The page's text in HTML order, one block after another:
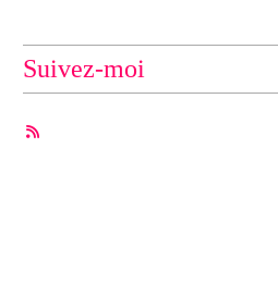
Suivez-moi